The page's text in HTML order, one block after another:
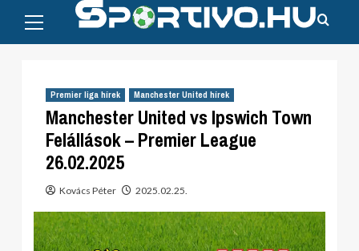
content
Menu
Premier liga hírek Manchester United hírek
Manchester United vs Ipswich Town
Felállások – Premier League
26.02.2025
Kovács Péter 2025.02.25.